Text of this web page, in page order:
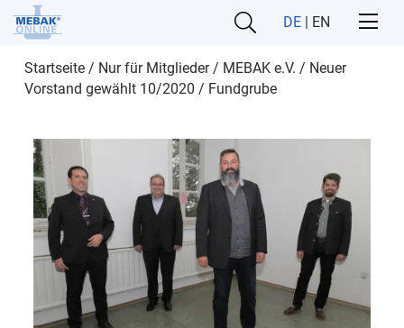
DE | EN
Startseite / Nur für Mitglieder / MEBAK e.V. / Neuer
Vorstand gewählt 10/2020 / Fundgrube